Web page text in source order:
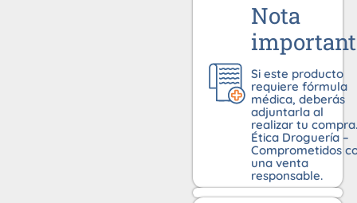
Nota
Si este producto
requiere fórmula
médica, deberás
adjuntarla al
realizar tu compra.
Ética Droguería –
Comprometidos
una venta
responsable.